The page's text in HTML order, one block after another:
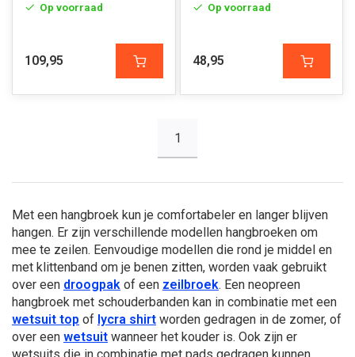
Op voorraad
109,95
Op voorraad
48,95
1
Met een hangbroek kun je comfortabeler en langer blijven
hangen. Er zijn verschillende modellen hangbroeken om
mee te zeilen. Eenvoudige modellen die rond je middel en
met klittenband om je benen zitten, worden vaak gebruikt
over een droogpak of een zeilbroek. Een neopreen
hangbroek met schouderbanden kan in combinatie met een
wetsuit top of lycra shirt worden gedragen in de zomer, of
over een wetsuit wanneer het kouder is. Ook zijn er